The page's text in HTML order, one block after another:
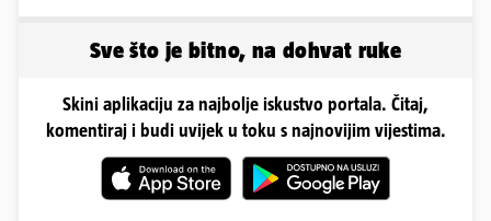
Sve što je bitno, na dohvat ruke
Skini aplikaciju za najbolje iskustvo portala. Čitaj,
komentiraj i budi uvijek u toku s najnovijim vijestima.